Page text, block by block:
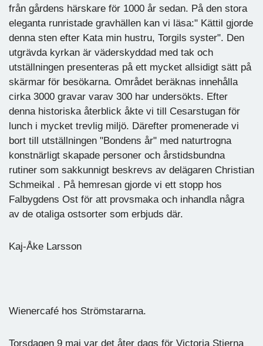
från gårdens härskare för 1000 år sedan. På den stora
eleganta runristade gravhällen kan vi läsa:" Kättil gjorde
denna sten efter Kata min hustru, Torgils syster". Den
utgrävda kyrkan är väderskyddad med tak och
utställningen presenteras på ett mycket allsidigt sätt på
skärmar för besökarna. Området beräknas innehålla
cirka 3000 gravar varav 300 har undersökts. Efter
denna historiska återblick åkte vi till Cesarstugan för
lunch i mycket trevlig miljö. Därefter promenerade vi
bort till utställningen "Bondens år" med naturtrogna
konstnärligt skapade personer och årstidsbundna
rutiner som sakkunnigt beskrevs av delägaren Christian
Schmeikal . På hemresan gjorde vi ett stopp hos
Falbygdens Ost för att provsmaka och inhandla några
av de otaliga ostsorter som erbjuds där.
Kaj-Åke Larsson
Wienercafé hos Strömstararna.
Torsdagen 9 maj var det åter dags för Victoria Stjerna